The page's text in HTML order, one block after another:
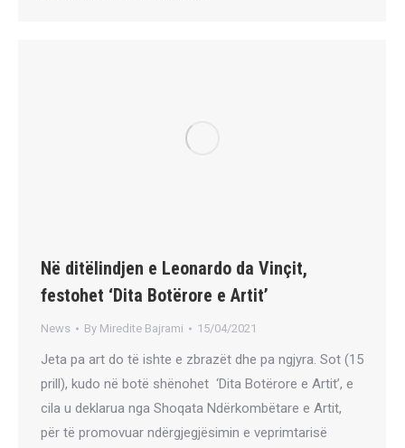
Në ditëlindjen e Leonardo da Vinçit,
festohet ‘Dita Botërore e Artit’
News By Miredite Bajrami 15/04/2021
Jeta pa art do të ishte e zbrazët dhe pa ngjyra. Sot (15
prill), kudo në botë shënohet ‘Dita Botërore e Artit’, e
cila u deklarua nga Shoqata Ndërkombëtare e Artit,
për të promovuar ndërgjegjësimin e veprimtarisë